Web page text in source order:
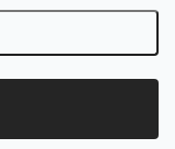
vyhrazena.